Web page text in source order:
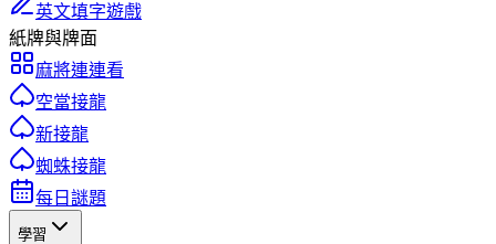
英文填字遊戲
紙牌與牌面
麻將連連看
空當接龍
新接龍
蜘蛛接龍
每日謎題
學習